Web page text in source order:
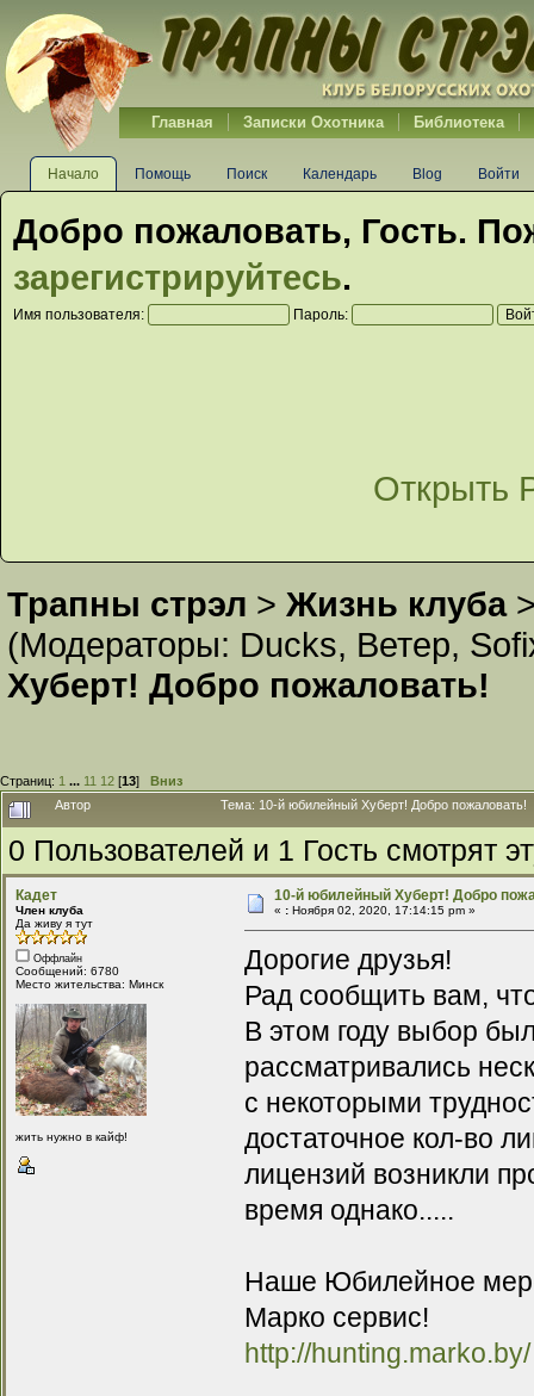
Главная Записки Охотника Библиотека
Начало Помощь Поиск Календарь Blog Войти
Добро пожаловать, Гость.
зарегистрируйтесь.
Имя пользователя: Пароль:
Открыть
Трапны стрэл > Жизнь клуба
(Модераторы: Ducks, Ветер,
Хуберт! Добро пожаловать!
Страниц: 1 ... 11 12 [13] Вниз
Автор
Тема: 10-й юбилейный Хуберт! Добро пожаловать!
0 Пользователей и 1 Гость смотрят
Кадет
Член клуба
Да живу я тут
Оффлайн
Сообщений: 6780
Место жительства: Минск
жить нужно в кайф!
10-й юбилейный Хуберт! Добро
« : Ноября 02, 2020, 17:14:15 pm »
Дорогие друзья!
Рад сообщить вам,
В этом году выбор
рассматривались
с некоторыми
достаточное кол-во
лицензий возникли
время однако.....
Наше Юбилейное
Марко сервис!
http://hunting.marko.by/